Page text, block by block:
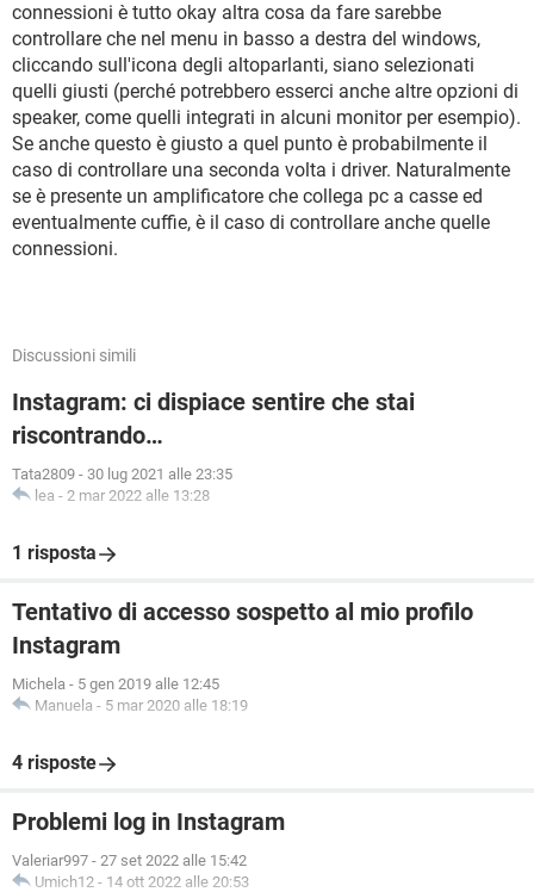
connessioni è tutto okay altra cosa da fare sarebbe
controllare che nel menu in basso a destra del windows,
cliccando sull'icona degli altoparlanti, siano selezionati
quelli giusti (perché potrebbero esserci anche altre opzioni di
speaker, come quelli integrati in alcuni monitor per esempio).
Se anche questo è giusto a quel punto è probabilmente il
caso di controllare una seconda volta i driver. Naturalmente
se è presente un amplificatore che collega pc a casse ed
eventualmente cuffie, è il caso di controllare anche quelle
connessioni.
Discussioni simili
Instagram: ci dispiace sentire che stai
riscontrando…
Tata2809 - 30 lug 2021 alle 23:35
lea - 2 mar 2022 alle 13:28
1 risposta
Tentativo di accesso sospetto al mio profilo
Instagram
Michela - 5 gen 2019 alle 12:45
Manuela - 5 mar 2020 alle 18:19
4 risposte
Problemi log in Instagram
Valeriar997 - 27 set 2022 alle 15:42
Umich12 - 14 ott 2022 alle 20:53